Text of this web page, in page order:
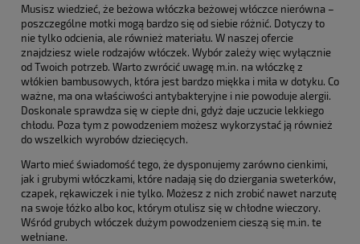
Musisz wiedzieć, że beżowa włóczka beżowej włóczce nierówna –
poszczególne motki mogą bardzo się od siebie różnić. Dotyczy to
nie tylko odcienia, ale również materiału. W naszej ofercie
znajdziesz wiele rodzajów włóczek. Wybór zależy więc wyłącznie
od Twoich potrzeb. Warto zwrócić uwagę m.in. na włóczkę z
włókien bambusowych, która jest bardzo miękka i miła w dotyku. Co
ważne, ma ona właściwości antybakteryjne i nie powoduje alergii.
Doskonale sprawdza się w ciepłe dni, gdyż daje uczucie lekkiego
chłodu. Poza tym z powodzeniem możesz wykorzystać ją również
do wszelkich wyrobów dziecięcych.
Warto mieć świadomość tego, że dysponujemy zarówno cienkimi,
jak i grubymi włóczkami, które nadają się do dziergania sweterków,
czapek, rękawiczek i nie tylko. Możesz z nich zrobić nawet narzutę
na swoje łóżko albo koc, którym otulisz się w chłodne wieczory.
Wśród grubych włóczek dużym powodzeniem cieszą się m.in. te
wełniane.